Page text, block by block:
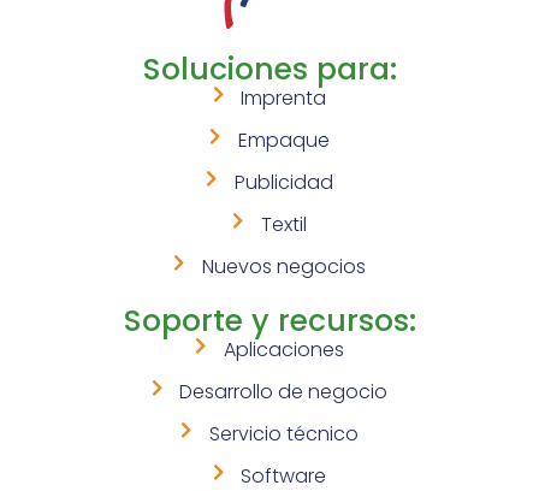
Soluciones para:
Imprenta
Empaque
Publicidad
Textil
Nuevos negocios
Soporte y recursos:
Aplicaciones
Desarrollo de negocio
Servicio técnico
Software